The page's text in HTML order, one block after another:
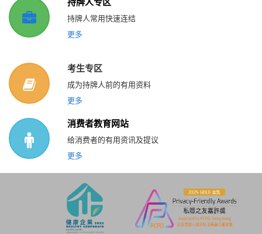
持牌人常用快速连结
更多
考生专区
成为持牌人前的有用资料
更多
消费者教育网站
给消费者的有用资讯及提议
更多